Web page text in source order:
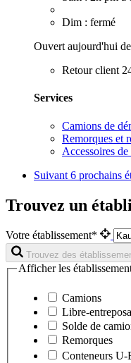
Dim : fermé
Ouvert aujourd'hui
Retour client
Services
Camions de
Remorques et
Accessoires
Suivant 6 prochains
Trouvez un
Votre établissement*
Trouvez des
Afficher les
Camions
Libre-
Solde de
Remorques
Conteneurs U-